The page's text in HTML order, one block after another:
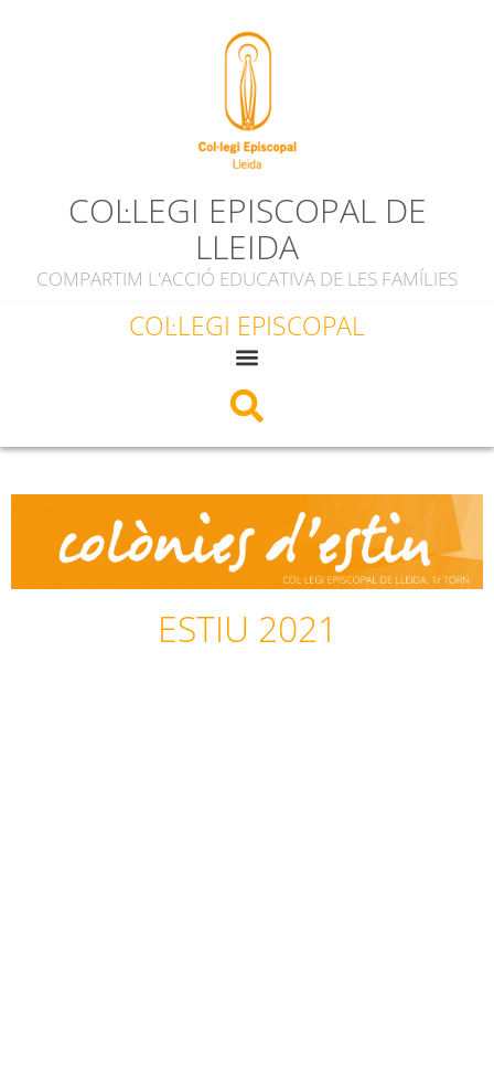
COL·LEGI EPISCOPAL DE
LLEIDA
COMPARTIM L'ACCIÓ EDUCATIVA DE LES FAMÍLIES
COL·LEGI EPISCOPAL
ESTIU 2021